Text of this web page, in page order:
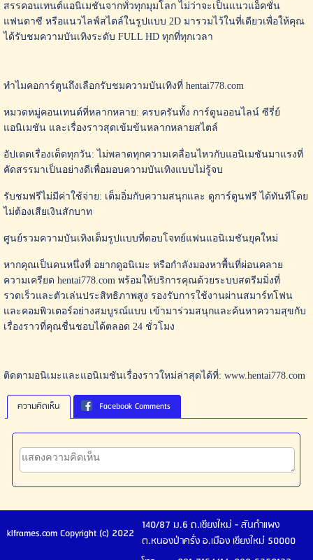
สรรคอนเทนต์แอนิเมชันจากทั่วทุกมุมโลก ไม่ว่าจะเป็นแนวแอ็คชั่น
แฟนตาซี หรือแนวไลฟ์สไตล์ในรูปแบบ 2D มารวมไว้ในที่เดียวเพื่อให้คุณ
ได้รับชมความบันเทิงระดับ FULL HD ทุกที่ทุกเวลา
ทำไมคอการ์ตูนถึงเลือกรับชมความบันเทิงที่ hentai778.com
หมวดหมู่คอนเทนต์ที่หลากหลาย: ครบครันทั้ง การ์ตูนออนไลน์ ซีรี่ย์
แอนิเมชัน และเรื่องราวสุดเข้มข้นหลากหลายสไตล์
อัปเดตเรื่องเด็ดทุกวัน: ไม่พลาดทุกความเคลื่อนไหวกับแอนิเมชันมาแรงที่
คัดสรรมาเป็นอย่างดีเพื่อมอบความบันเทิงแบบไม่รู้จบ
รับชมฟรีไม่มีค่าใช้จ่าย: เต็มอิ่มกับความสนุกและ ดูการ์ตูนฟรี ได้ทันทีโดย
ไม่ต้องเสียเงินสักบาท
ศูนย์รวมความบันเทิงเต็มรูปแบบที่ตอบโจทย์แฟนแอนิเมชันยุคใหม่
หากคุณเป็นคนหนึ่งที่ อยากดูอนิเมะ หรือกำลังมองหาพื้นที่ผ่อนคลาย
ความเครียด hentai778.com พร้อมให้บริการคุณด้วยระบบสตรีมมิ่งที่
รวดเร็วและตัวเล่นประสิทธิภาพสูง รองรับการใช้งานผ่านสมาร์ทโฟน
และคอมพิวเตอร์อย่างสมบูรณ์แบบ เข้ามาร่วมสนุกและค้นหาความสุขกับ
เรื่องราวที่คุณชื่นชอบได้ตลอด 24 ชั่วโมง
ติดตามอนิเมะและแอนิเมชันเรื่องราวใหม่ล่าสุดได้ที่: www.hentai778.com
ความคิดเห็น Facebook Comments
klframes.com Copyright (c) 2022
140/87 ม.6 ถ.เชียงใหม่ - สันกำแพง
ต.หนองป่าครั่ง อ.เมือง เชียงใหม่ 50000